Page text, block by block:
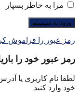
مرا به خاطر بسپار
رمز عبور را فراموش
رمز عبور خود را
لطفا نام کاربری یا
خود وارد کنید.